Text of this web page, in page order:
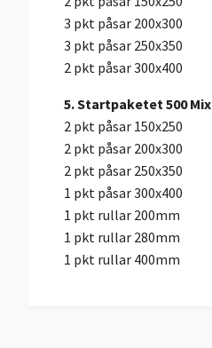
3 pkt påsar 200x300
3 pkt påsar 250x350
2 pkt påsar 300x400
5. Startpaketet 500 Mix
2 pkt påsar 150x250
2 pkt påsar 200x300
2 pkt påsar 250x350
1 pkt påsar 300x400
1 pkt rullar 200mm
1 pkt rullar 280mm
1 pkt rullar 400mm